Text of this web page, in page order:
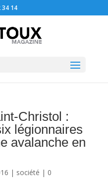
34 14
Christol :
légionnaires
avalanche en
| société | 0